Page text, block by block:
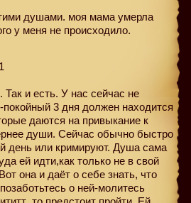
душами. моя мама умерла
у меня не происходило.
Так и есть. У нас сейчас не
3 дня должен находится
даются на привыкание к
души. Сейчас обычно быстро
день или кримируют. Душа сама
ей идти,как только не в свой
она и даёт о себе знать, что
о ней-молитесь